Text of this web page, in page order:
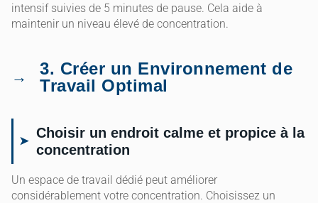
intensif suivies de 5 minutes de pause. Cela aide à
maintenir un niveau élevé de concentration.
3. Créer un Environnement de
Travail Optimal
Choisir un endroit calme et propice à la
concentration
Un espace de travail dédié peut améliorer
considérablement votre concentration. Choisissez un